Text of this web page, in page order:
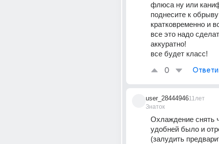
флюса ну или
поднесите к обрыву
кратковременно и
все это надо
аккуратно!
все будет класс!
0
user_28444946
Знаток
11лет
Охлаждение снять
удобней было и
(залудить